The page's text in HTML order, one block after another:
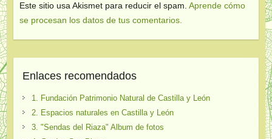
Este sitio usa Akismet para reducir el spam. Aprende cómo
se procesan los datos de tus comentarios.
Enlaces recomendados
1. Fundación Patrimonio Natural de Castilla y León
2. Espacios naturales en Castilla y León
3. "Sendas del Riaza" Album de fotos